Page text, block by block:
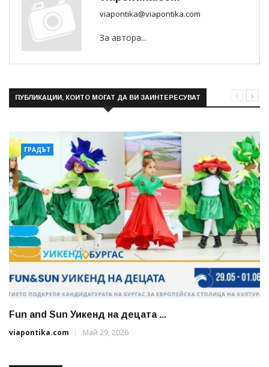
viapontika@viapontika.com
За автора...
ПУБЛИКАЦИИ, КОИТО МОГАТ ДА ВИ ЗАИНТЕРЕСУВАТ
ГРАДЪТ
Fun and Sun Уикенд на децата ...
viapontika.com
Май 29, 2026